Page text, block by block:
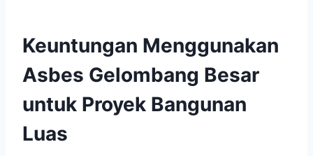
Keuntungan Menggunakan
Asbes Gelombang Besar
untuk Proyek Bangunan
Luas